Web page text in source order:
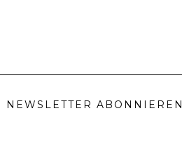
NEWSLETTER ABONNIEREN